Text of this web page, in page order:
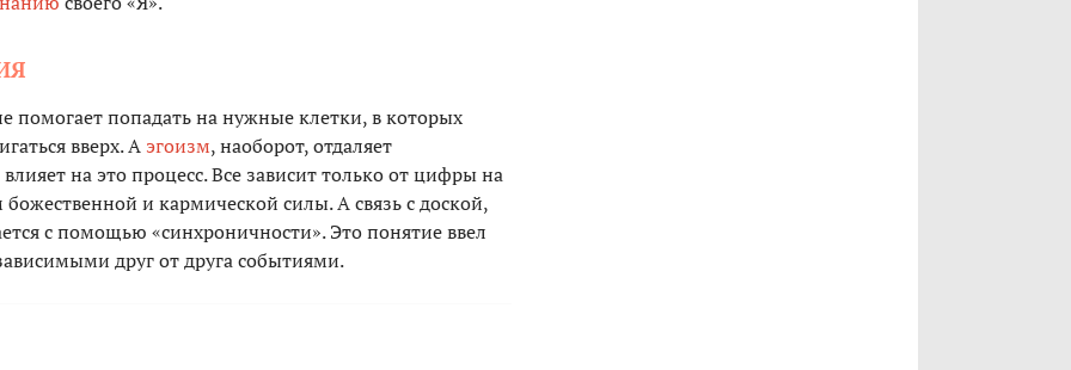
помогает попадать на нужные клетки, в которых
вверх. Аэгоизм, наоборот, отдаляет
на это процесс. Все зависит только от цифры на
и кармической силы. А связь с доской,
с помощью «синхроничности». Это понятие ввел
друг от друга событиями.